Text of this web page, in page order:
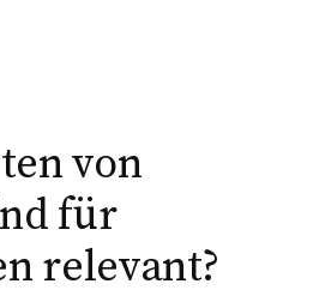
von
für
relevant?